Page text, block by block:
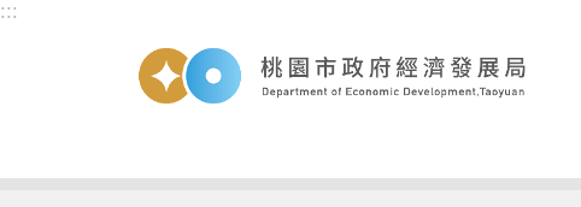
跳到主要內容區塊
:::